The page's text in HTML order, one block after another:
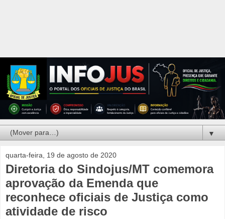
▼
quarta-feira, 19 de agosto de 2020
Diretoria do Sindojus/MT comemora
aprovação da Emenda que
reconhece oficiais de Justiça como
atividade de risco